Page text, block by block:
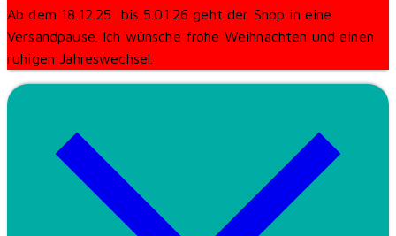
Ab dem 18.12.25 bis 5.01.26 geht der Shop in eine
Versandpause. Ich wünsche frohe Weihnachten und einen
ruhigen Jahreswechsel.